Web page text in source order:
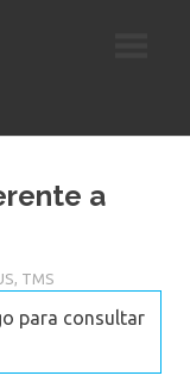
a
, TMS
para consultar